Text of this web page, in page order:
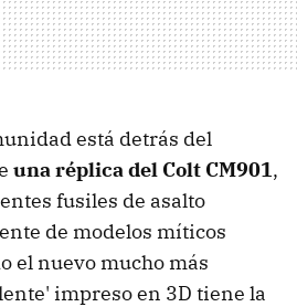
está detrás del
una réplica del Colt CM901,
fusiles de asalto
de modelos míticos
el nuevo mucho más
impreso en 3D tiene la